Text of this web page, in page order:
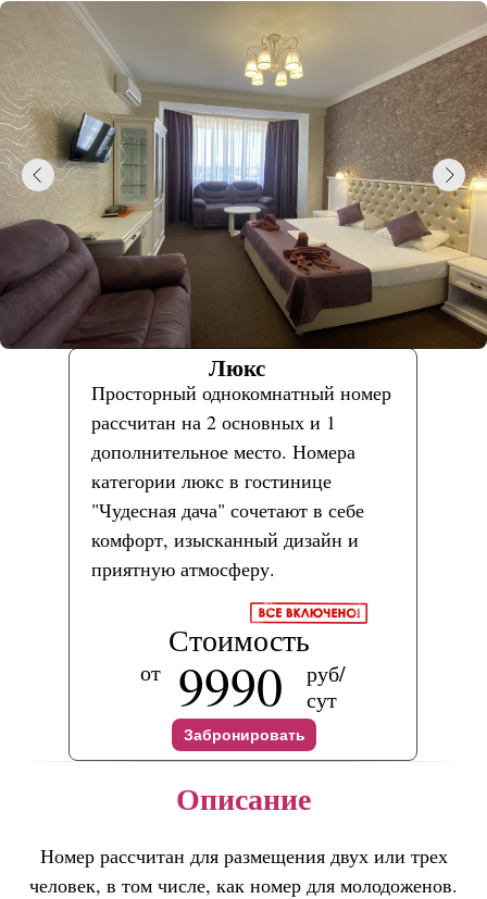
Стоимость
от 9990
руб/
сут
Забронировать
Просторный однокомнатный номер
рассчитан на 2 основных и 1
дополнительное место. Номера
категории люкс в гостинице
"Чудесная дача" сочетают в себе
комфорт, изысканный дизайн и
приятную атмосферу.
Люкс
Описание
Номер рассчитан для размещения двух или трех
человек, в том числе, как номер для молодоженов.